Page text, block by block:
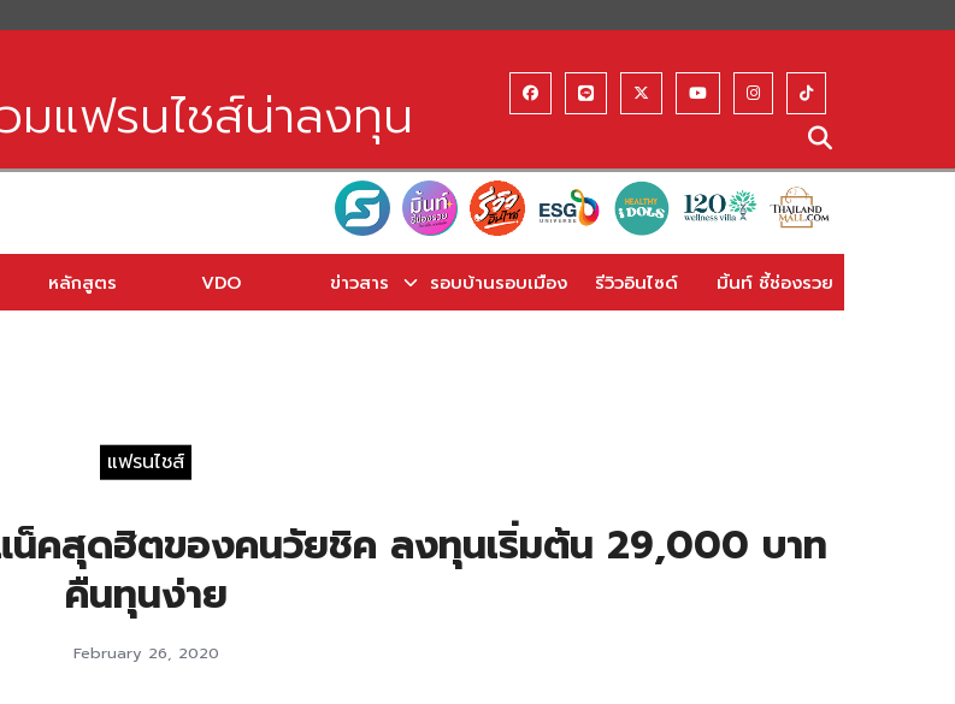
มแฟรนไชส์น่าลงทุน
หลักสูตร VDO ข่าวสาร รอบบ้านรอบเมือง รีวิวอินไซด์ มิ้นท์ ชี้ช่องรวย
แฟรนไชส์
คสุดฮิตของคนวัยชิค ลงทุนเริ่มต้น 29,000 บาท
คืนทุนง่าย
February 26, 2020